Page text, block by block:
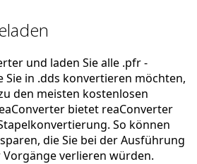
und laden Sie alle .pfr -
Sie in .dds konvertieren möchten,
den meisten kostenlosen
bietet reaConverter
So können
die Sie bei der Ausführung
verlieren würden.